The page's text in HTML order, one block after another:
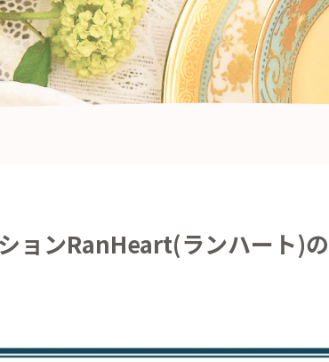
ョンRanHeart(ランハート)